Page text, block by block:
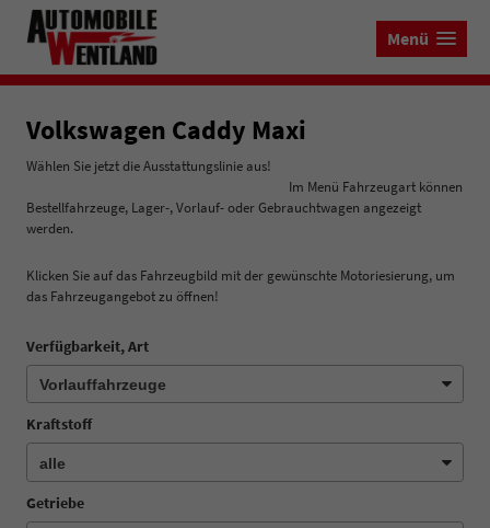
Menü
Volkswagen Caddy Maxi
Wählen Sie jetzt die Ausstattungslinie aus!
Im Menü Fahrzeugart können
Bestellfahrzeuge, Lager-, Vorlauf- oder Gebrauchtwagen angezeigt
werden.
Klicken Sie auf das Fahrzeugbild mit der gewünschte Motoriesierung, um
das Fahrzeugangebot zu öffnen!
Verfügbarkeit, Art
Kraftstoff
Getriebe